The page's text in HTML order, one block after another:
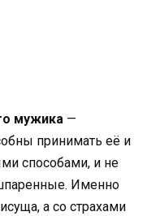
мужика —
принимать её и
способами, и не
Именно
а со страхами